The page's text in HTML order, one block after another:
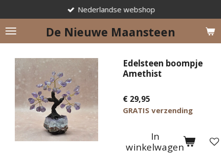
direct
naar
de
De Nieuwe Maansteen
Nederlandse webshop
Edelsteen boompje
Amethist
€ 29,95
GRATIS verzending
In
winkelwagen